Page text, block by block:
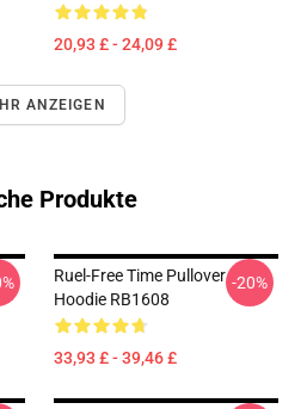
20,93 £ - 24,09 £
ANZEIGEN
Produkte
Ruel-Free Time Pullover
Hoodie RB1608
33,93 £ - 39,46 £
-20%